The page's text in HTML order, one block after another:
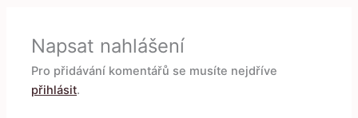
Napsat nahlášení
Pro přidávání komentářů se musíte nejdříve
přihlásit.